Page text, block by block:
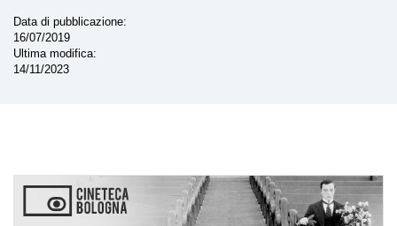
Data di pubblicazione
16/07/2019
Ultima modifica
14/11/2023